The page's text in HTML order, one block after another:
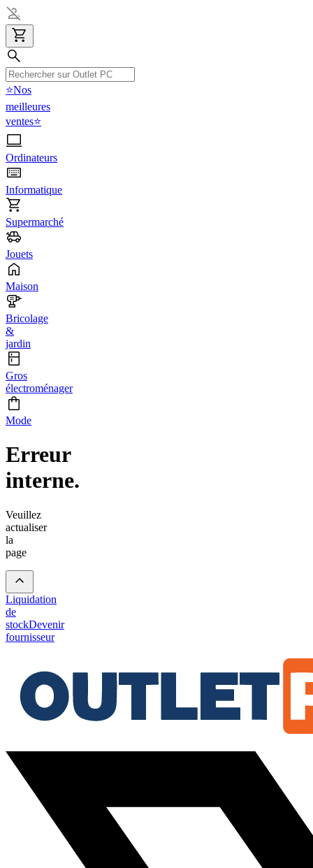
⭐Nos
meilleures
ventes⭐
Ordinateurs
Informatique
Supermarché
Jouets
Maison
Bricolage
&
jardin
Gros
électroménager
Mode
Erreur
interne.
Veuillez
actualiser
la
page
Liquidation
de
stockDevenir
fournisseur